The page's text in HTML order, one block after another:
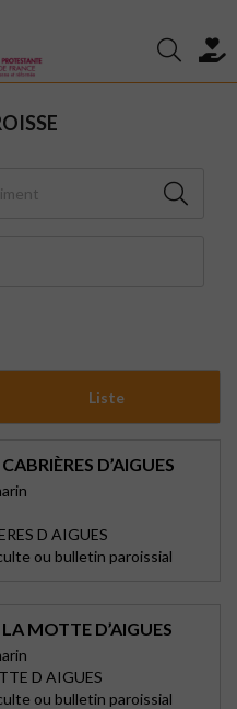
Liste
D’AIGUES
D AIGUES
ou bulletin paroissial
MOTTE D’AIGUES
D AIGUES
ou bulletin paroissial